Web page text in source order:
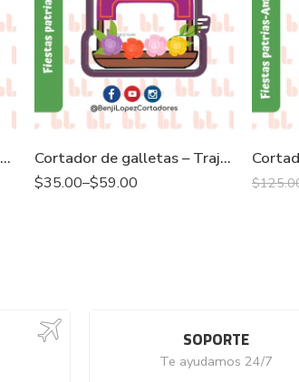
Cortador de galletas con sello – Taco con chile Cortador de galletas – Trajinera
$35.00–$59.00 $
SOPORTE
Te ayudamos 24/7